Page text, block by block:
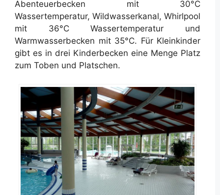
Abenteuerbecken mit 30°C
Wassertemperatur, Wildwasserkanal, Whirlpool
mit 36°C Wassertemperatur und
Warmwasserbecken mit 35°C. Für Kleinkinder
gibt es in drei Kinderbecken eine Menge Platz
zum Toben und Platschen.